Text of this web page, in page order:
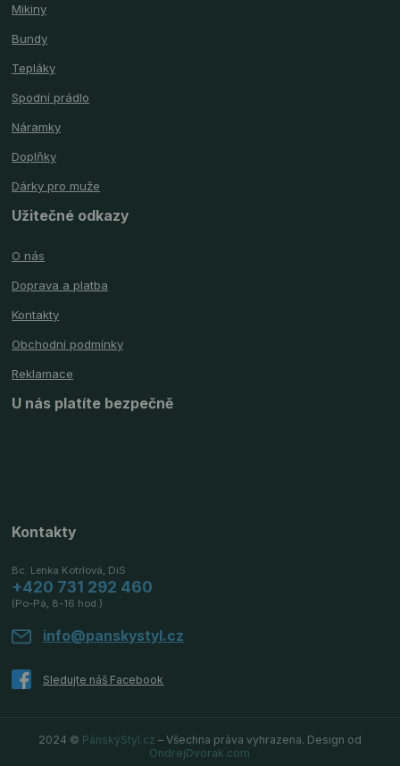
Mikiny
Bundy
Tepláky
Spodní prádlo
Náramky
Doplňky
Dárky pro muže
Užitečné odkazy
O nás
Doprava a platba
Kontakty
Obchodní podmínky
Reklamace
U nás platíte bezpečně
Kontakty
Bc. Lenka Kotrlová, DiS
+420 731 292 460
(Po-Pá, 8-16 hod.)
info@panskystyl.cz
2024 © PánskýStyl.cz – Všechna práva vyhrazena. Design od
OndrejDvorak.com